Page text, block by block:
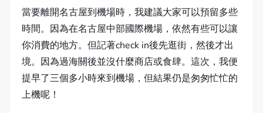
當要離開名古屋到機場時，我建議大家可以預留多些
時間。因為在名古屋中部國際機場，依然有些可以讓
你消費的地方。但記著check in後先逛街，然後才出
境。因為過海關後並沒什麼商店或食肆。這次，我便
提早了三個多小時來到機場，但結果仍是匆匆忙忙的
上機呢！